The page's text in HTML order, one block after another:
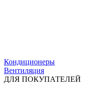
Кондиционеры
Вентиляция
ДЛЯ ПОКУПАТЕЛЕЙ